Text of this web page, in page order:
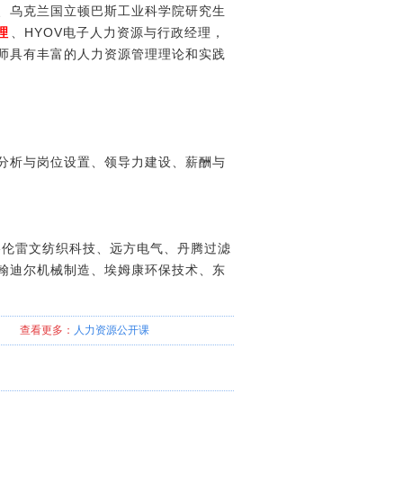
乌克兰国立顿巴斯工业科学院研究生
、HYOV电子人力资源与行政经理，
具有丰富的人力资源管理理论和实践
析与岗位设置、领导力建设、薪酬与
雷文纺织科技、远方电气、丹腾过滤
迪尔机械制造、埃姆康环保技术、东
查看更多： 人力资源公开课